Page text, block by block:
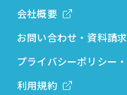
会社概要
お問い合わせ・資料請求
プライバシーポリシー
利用規約